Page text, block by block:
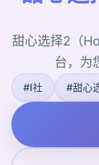
甜心选择2（
台，为
#I社 #甜心